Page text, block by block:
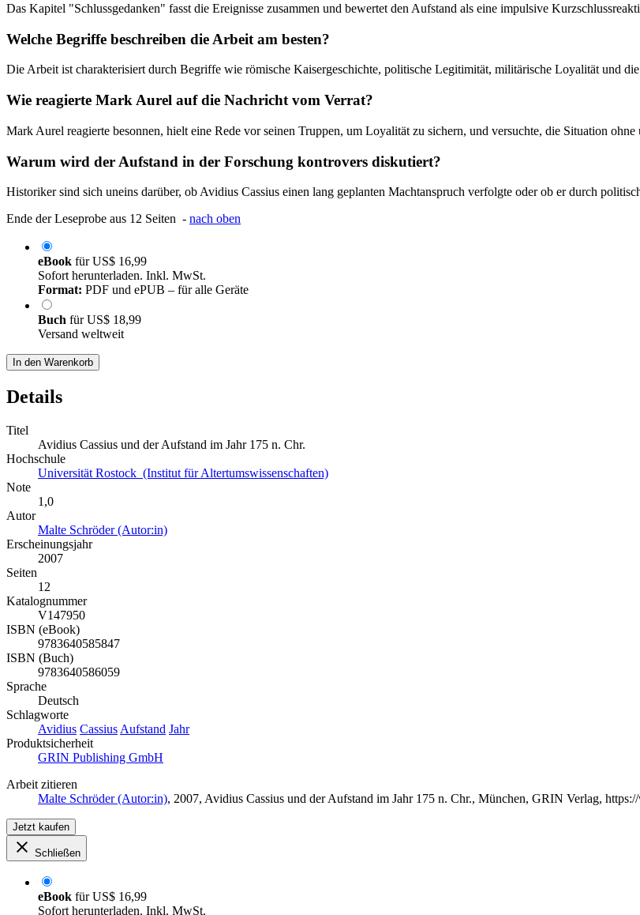
Das Kapitel "Schlussgedanken" fasst die Ereignisse zusammen und bewertet den Aufstand als eine impulsive
Welche Begriffe beschreiben die Arbeit am besten?
Die Arbeit ist charakterisiert durch Begriffe wie römische Kaisergeschichte, politische Legitimität, militärische Loyalität und
Wie reagierte Mark Aurel auf die Nachricht vom Verrat?
Mark Aurel reagierte besonnen, hielt eine Rede vor seinen Truppen, um Loyalität zu sichern, und versuchte, die Situation
Warum wird der Aufstand in der Forschung kontrovers diskutiert?
Historiker sind sich uneins darüber, ob Avidius Cassius einen lang geplanten Machtanspruch verfolgte oder ob er durch
Ende der Leseprobe aus 12 Seiten - nach oben
eBook fürUS$ 16,99
Sofort herunterladen. Inkl. MwSt.
Format: PDF und ePUB – für alle Geräte
Buch fürUS$ 18,99
Versand weltweit
In den Warenkorb
Details
Titel
Avidius Cassius und der Aufstand im Jahr 175 n. Chr.
Hochschule
Universität Rostock (Institut für Altertumswissenschaften)
Note
1,0
Autor
Malte Schröder (Autor:in)
Erscheinungsjahr
2007
Seiten
12
Katalognummer
V147950
ISBN (eBook)
9783640585847
ISBN (Buch)
9783640586059
Sprache
Deutsch
Schlagworte
Avidius Cassius Aufstand Jahr
Produktsicherheit
GRIN Publishing GmbH
Arbeit zitieren
Malte Schröder (Autor:in), 2007, Avidius Cassius und der Aufstand im Jahr 175 n. Chr., München, GRIN Verlag,
Jetzt kaufen
Schließen
eBook fürUS$ 16,99
Sofort herunterladen. Inkl. MwSt.